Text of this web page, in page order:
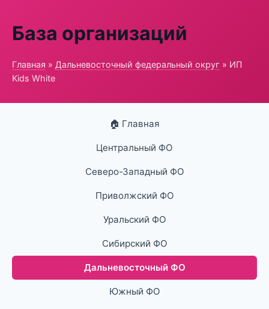
База организаций
Главная » Дальневосточный федеральный округ » ИП
Kids White
🏠 Главная
Центральный ФО
Северо-Западный ФО
Приволжский ФО
Уральский ФО
Сибирский ФО
Дальневосточный ФО
Южный ФО